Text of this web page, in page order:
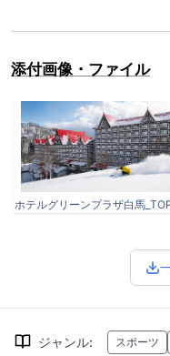
添付画像・ファイル
ジャンル: スポーツ